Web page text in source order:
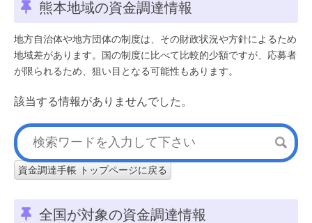
熊本地域の資金調達情報
地方自治体や地方団体の制度は、その財政状況や方針によるため
地域差があります。国の制度に比べて比較的少額ですが、応募者
が限られるため、狙い目となる可能性もあります。
該当する情報がありませんでした。
資金調達手帳 トップページに戻る
全国が対象の資金調達情報